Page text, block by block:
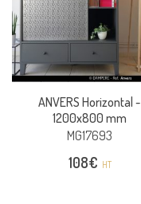
ANVERS Horizontal -
1200x800 mm
MG17693
108€ HT